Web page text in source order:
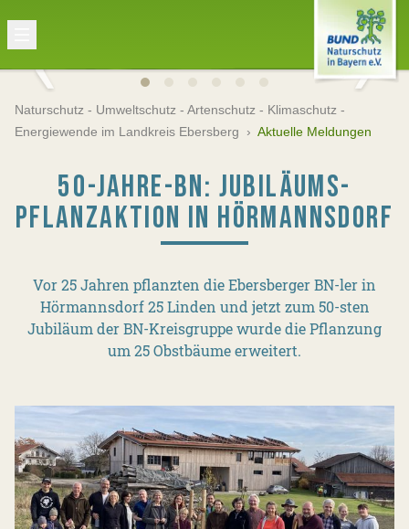
Naturschutz - Umweltschutz - Artenschutz - Klimaschutz -
Energiewende im Landkreis Ebersberg › Aktuelle Meldungen
50-JAHRE-BN: JUBILÄUMS-
PFLANZAKTION IN HÖRMANNSDORF
Vor 25 Jahren pflanzten die Ebersberger BN-ler in
Hörmannsdorf 25 Linden und jetzt zum 50-sten
Jubiläum der BN-Kreisgruppe wurde die Pflanzung
um 25 Obstbäume erweitert.